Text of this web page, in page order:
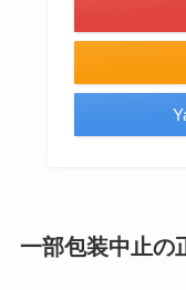
一部包装中止の